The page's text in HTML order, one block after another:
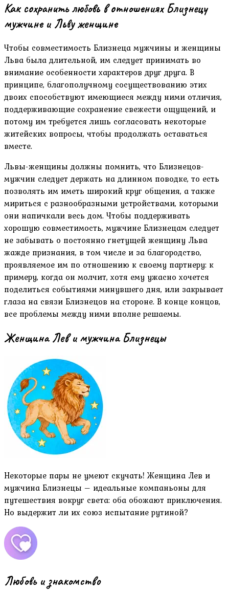
Как сохранить любовь в отношениях Близнецу
мужчине и Льву женщине
Чтобы совместимость Близнеца мужчины и женщины
Льва была длительной, им следует принимать во
внимание особенности характеров друг друга. В
принципе, благополучному сосуществованию этих
двоих способствуют имеющиеся между ними отличия,
поддерживающие сохранение свежести ощущений, и
потому им требуется лишь согласовать некоторые
житейских вопросы, чтобы продолжать оставаться
вместе.
Львы-женщины должны помнить, что Близнецов-
мужчин следует держать на длинном поводке, то есть
позволять им иметь широкий круг общения, а также
мириться с разнообразными устройствами, которыми
они напичкали весь дом. Чтобы поддерживать
хорошую совместимость, мужчине Близнецам следует
не забывать о постоянно гнетущей женщину Льва
жажде признания, в том числе и за благородство,
проявляемое им по отношению к своему партнеру: к
примеру, когда он молчит, хотя ему ужасно хочется
поделиться событиями минувшего дня, или закрывает
глаза на связи Близнецов на стороне. В конце концов,
все проблемы между ними вполне решаемы.
Женщина Лев и мужчина Близнецы
Некоторые пары не умеют скучать! Женщина Лев и
мужчина Близнецы – идеальные компаньоны для
путешествия вокруг света: оба обожают приключения.
Но выдержит ли их союз испытание рутиной?
Любовь и знакомство